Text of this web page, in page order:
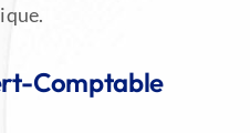
Comptable